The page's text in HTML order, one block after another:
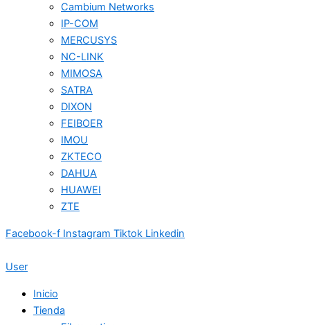
Cambium Networks
IP-COM
MERCUSYS
NC-LINK
MIMOSA
SATRA
DIXON
FEIBOER
IMOU
ZKTECO
DAHUA
HUAWEI
ZTE
Facebook-f Instagram Tiktok Linkedin
User
Inicio
Tienda